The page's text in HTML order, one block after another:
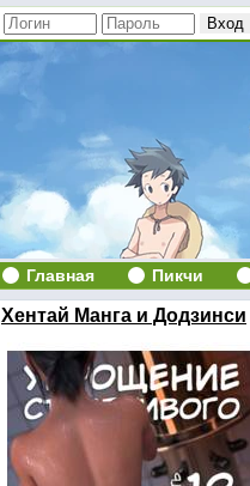
Главная Пикчи
Хентай Манга и Додзинси